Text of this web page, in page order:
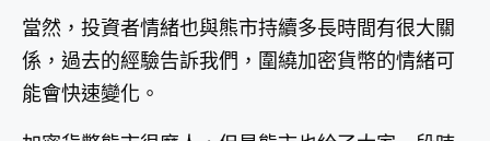
當然，投資者情緒也與熊市持續多長時間有很大關
係，過去的經驗告訴我們，圍繞加密貨幣的情緒可
能會快速變化。